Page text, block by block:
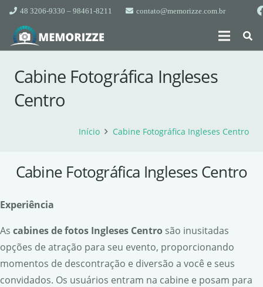
48 3206-9330 – 98461-8211 contato@memorizze.com.br
Cabine Fotográfica Ingleses
Centro
Início Cabine Fotográfica Ingleses Centro
Cabine Fotográfica Ingleses Centro
Experiência
As cabines de fotos Ingleses Centro são inusitadas
opções de atração para seu evento, proporcionando
momentos de descontração e diversão a você e seus
convidados. Os usuários entram na cabine e posam para